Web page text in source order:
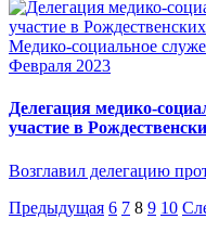
Медико-социальное
Февраля 2023
Делегация медико-
участие в
Возглавил делегацию
Предыдущая 6 7 8 9 10